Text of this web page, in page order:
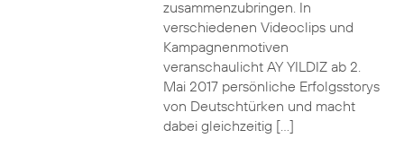
zusammenzubringen. In
verschiedenen Videoclips und
Kampagnenmotiven
veranschaulicht AY YILDIZ ab 2.
Mai 2017 persönliche Erfolgsstorys
von Deutschtürken und macht
dabei gleichzeitig […]